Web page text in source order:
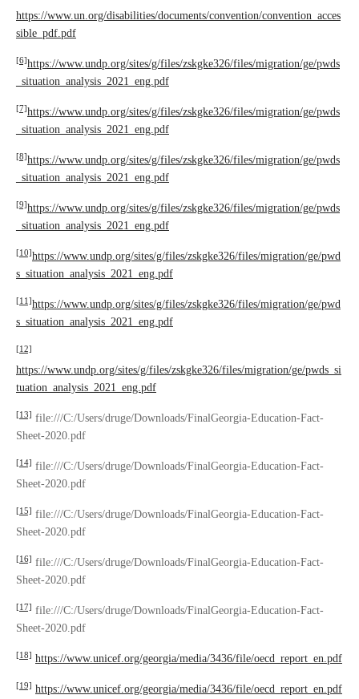
https://www.un.org/disabilities/documents/convention/convention_acces
sible_pdf.pdf
[6]https://www.undp.org/sites/g/files/zskgke326/files/migration/ge/pwds
_situation_analysis_2021_eng.pdf
[7]https://www.undp.org/sites/g/files/zskgke326/files/migration/ge/pwds
_situation_analysis_2021_eng.pdf
[8]https://www.undp.org/sites/g/files/zskgke326/files/migration/ge/pwds
_situation_analysis_2021_eng.pdf
[9]https://www.undp.org/sites/g/files/zskgke326/files/migration/ge/pwds
_situation_analysis_2021_eng.pdf
[10]https://www.undp.org/sites/g/files/zskgke326/files/migration/ge/pwd
s_situation_analysis_2021_eng.pdf
[11]https://www.undp.org/sites/g/files/zskgke326/files/migration/ge/pwd
s_situation_analysis_2021_eng.pdf
[12]
https://www.undp.org/sites/g/files/zskgke326/files/migration/ge/pwds_si
tuation_analysis_2021_eng.pdf
[13] file:///C:/Users/druge/Downloads/FinalGeorgia-Education-Fact-
Sheet-2020.pdf
[14] file:///C:/Users/druge/Downloads/FinalGeorgia-Education-Fact-
Sheet-2020.pdf
[15] file:///C:/Users/druge/Downloads/FinalGeorgia-Education-Fact-
Sheet-2020.pdf
[16] file:///C:/Users/druge/Downloads/FinalGeorgia-Education-Fact-
Sheet-2020.pdf
[17] file:///C:/Users/druge/Downloads/FinalGeorgia-Education-Fact-
Sheet-2020.pdf
[18] https://www.unicef.org/georgia/media/3436/file/oecd_report_en.pdf
[19] https://www.unicef.org/georgia/media/3436/file/oecd_report_en.pdf